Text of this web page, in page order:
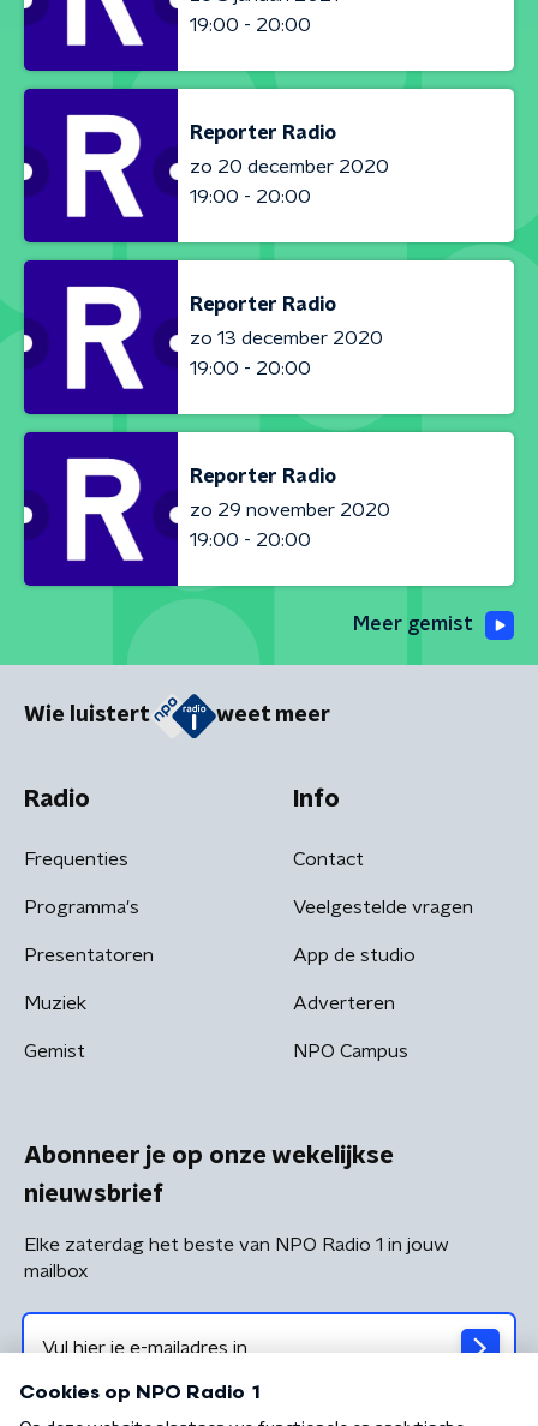
19:00 - 20:00
Reporter Radio
zo 20 december 2020
19:00 - 20:00
Reporter Radio
zo 13 december 2020
19:00 - 20:00
Reporter Radio
zo 29 november 2020
19:00 - 20:00
Meer gemist
Wie luistert weet meer
Radio
Frequenties
Programma's
Presentatoren
Muziek
Gemist
Info
Contact
Veelgestelde vragen
App de studio
Adverteren
NPO Campus
Abonneer je op onze wekelijkse
nieuwsbrief
Elke zaterdag het beste van NPO Radio 1 in jouw
mailbox